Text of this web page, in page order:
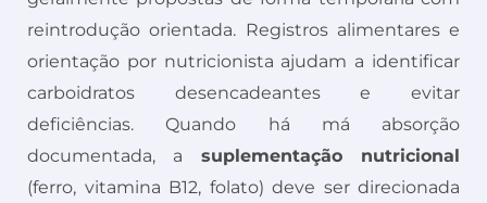
reintrodução orientada. Registros alimentares e
orientação por nutricionista ajudam a identificar
carboidratos desencadeantes e evitar
deficiências. Quando há má absorção
documentada, a suplementação nutricional
(ferro, vitamina B12, folato) deve ser direcionada